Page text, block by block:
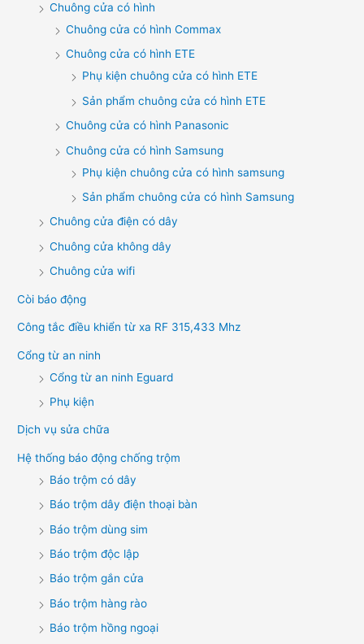
Chuông cửa có hình
Chuông cửa có hình Commax
Chuông cửa có hình ETE
Phụ kiện chuông cửa có hình ETE
Sản phẩm chuông cửa có hình ETE
Chuông cửa có hình Panasonic
Chuông cửa có hình Samsung
Phụ kiện chuông cửa có hình samsung
Sản phẩm chuông cửa có hình Samsung
Chuông cửa điện có dây
Chuông cửa không dây
Chuông cửa wifi
Còi báo động
Công tắc điều khiển từ xa RF 315,433 Mhz
Cổng từ an ninh
Cổng từ an ninh Eguard
Phụ kiện
Dịch vụ sửa chữa
Hệ thống báo động chống trộm
Báo trộm có dây
Báo trộm dây điện thoại bàn
Báo trộm dùng sim
Báo trộm độc lập
Báo trộm gắn cửa
Báo trộm hàng rào
Báo trộm hồng ngoại